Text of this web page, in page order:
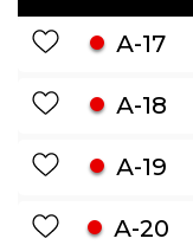
А-17
А-18
А-19
А-20